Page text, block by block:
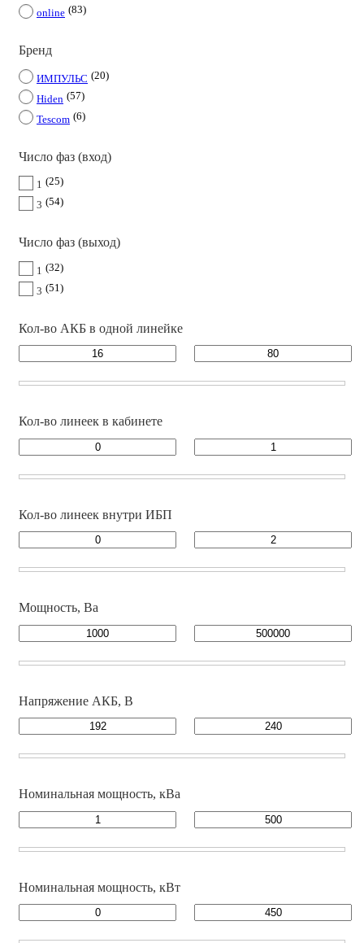
online 83
Бренд
ИМПУЛЬС 20
Hiden 57
Tescom 6
Число фаз (вход)
1 25
3 54
Число фаз (выход)
1
32
3 51
Кол-во АКБ в одной линейке
Кол-во линеек в кабинете
Кол-во линеек внутри ИБП
Мощность, Ва
Напряжение АКБ, В
Номинальная мощность, кВа
Номинальная мощность, кВт